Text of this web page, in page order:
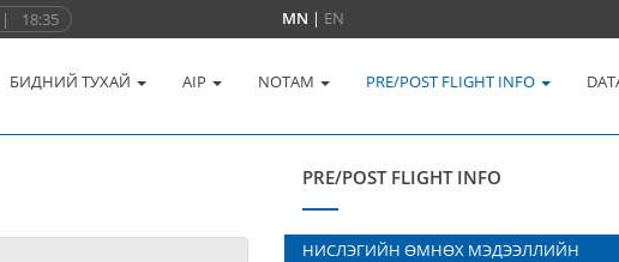
| 18:35 MN | EN
БИДНИЙ ТУХАЙ AIP NOTAM PRE/POST FLIGHT INFO
PRE/POST FLIGHT INFO
НИСЛЭГИЙН ӨМНӨХ МЭДЭЭЛЛИЙН